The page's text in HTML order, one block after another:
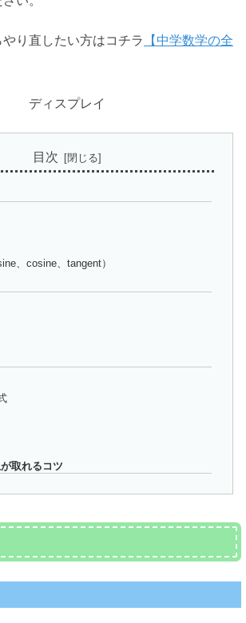
やり直したい方はコチラ
【中学数学の全
ディスプレイ
目次
、cosine、tangent）
取れるコツ